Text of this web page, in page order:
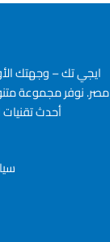
ايجي تك – وجهتك
مصر. نوفر مجموعة
أحدث